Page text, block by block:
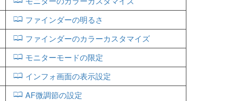
ファインダーの明るさ
ファインダーのカラーカスタマイズ
モニターモードの限定
インフォ画面の表示設定
AF微調節の設定